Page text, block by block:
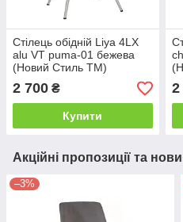
Стілець обідній Liya 4LX
alu VT puma-01 бежева
(Новий Стиль ТМ)
2 700 ₴
Купити
2
Акційні пропозиції та
–3%